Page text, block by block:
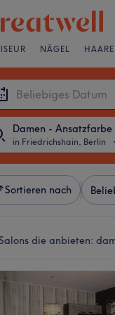
NÄGEL
Damen - Ansatzfarbe
in Friedrichshain, Berlin ・
Sortieren nach
die anbieten: